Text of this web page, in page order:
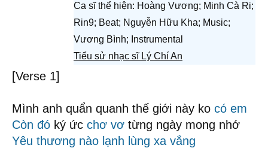
Ca sĩ thể hiện: Hoàng Vương; Minh Cà Ri;
Rin9; Beat; Nguyễn Hữu Kha; Music;
Vương Bình; Instrumental
Tiểu sử nhạc sĩ Lý Chí An
[Verse 1]
Mình anh quẩn quanh thế giới này ko có em
Còn đó ký ức chơ vơ từng ngày mong nhớ
Yêu thương nào lạnh lùng xa vắng